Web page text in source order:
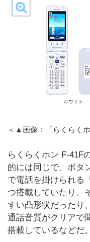
＜▲画像：「らくらく
らくらくホン F-41F
的には同じで、ボタ
で電話を掛けられる
つ搭載していたり、
すい凸形状だったり
通話音質がクリアで
搭載しているなどだ。